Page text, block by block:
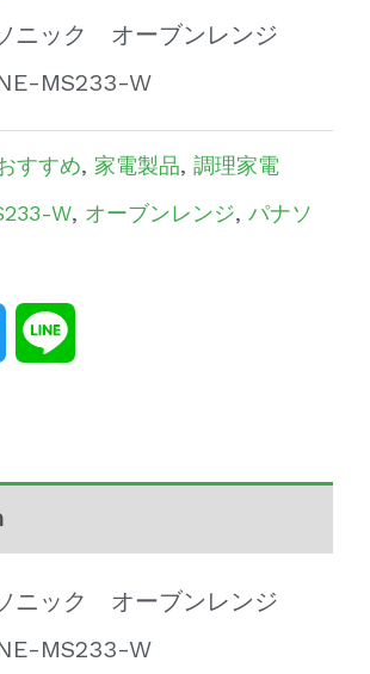
ニック オーブンレンジ
MS233-W
すすめ, 家電製品, 調理家電
W, オーブンレンジ, パナソ
Twitter
ニック オーブンレンジ
MS233-W